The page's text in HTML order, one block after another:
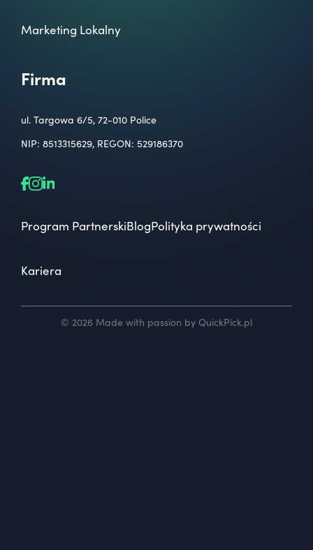
Marketing Lokalny
Firma
ul. Targowa 6/5, 72-010 Police
NIP: 8513315629, REGON: 529186370
Program PartnerskiBlogPolityka prywatności
Kariera
© 2026 Made with passion by QuickPick.pl